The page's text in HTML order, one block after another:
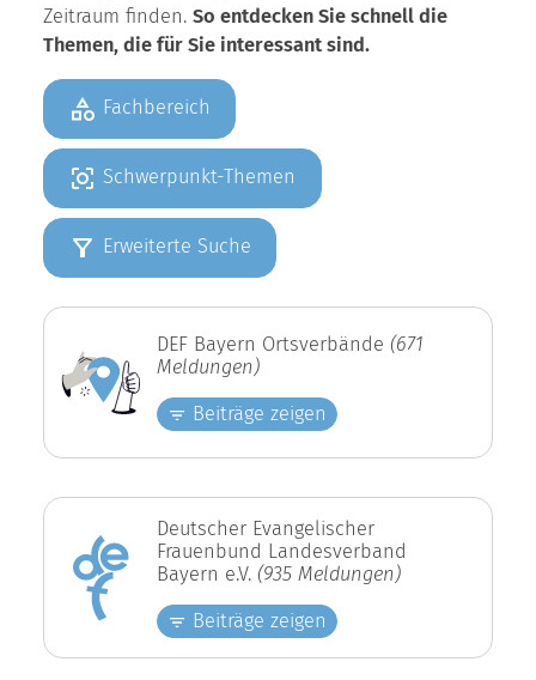
Zeitraum finden. So entdecken Sie schnell die
Themen, die für Sie interessant sind.
Fachbereich
Schwerpunkt-Themen
Erweiterte Suche
DEF Bayern Ortsverbände (671
Meldungen)
Beiträge zeigen
Deutscher Evangelischer
Frauenbund Landesverband
Bayern e.V. (935 Meldungen)
Beiträge zeigen